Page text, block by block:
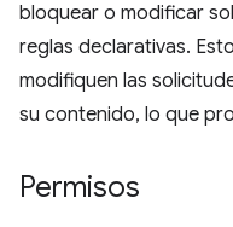
bloquear o modificar
reglas declarativas.
modifiquen las
su contenido, lo que
Permisos